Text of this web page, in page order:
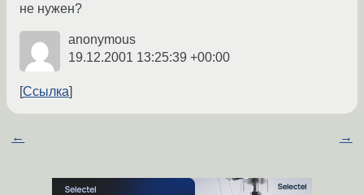
не нужен?
anonymous
19.12.2001 13:25:39 +00:00
Ссылка
← →